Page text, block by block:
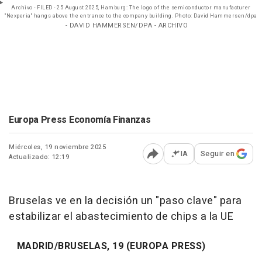
Archivo - FILED - 25 August 2025, Hamburg: The logo of the semiconductor manufacturer
"Nexperia" hangs above the entrance to the company building. Photo: David Hammersen/dpa
- DAVID HAMMERSEN/DPA - ARCHIVO
Europa Press Economía Finanzas
Miércoles, 19 noviembre 2025
Actualizado: 12:19
Abrir opciones para
IA Seguir en
Bruselas ve en la decisión un "paso clave" para
estabilizar el abastecimiento de chips a la UE
MADRID/BRUSELAS, 19 (EUROPA PRESS)